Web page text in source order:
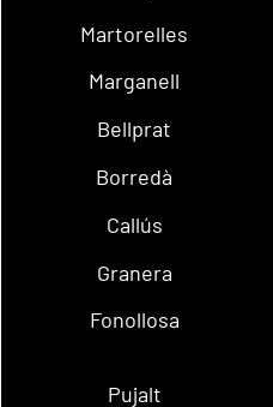
Martorelles
Marganell
Bellprat
Borredà
Callús
Granera
Fonollosa
Pujalt